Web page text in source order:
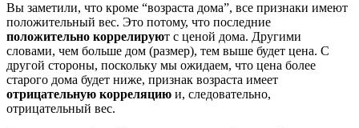
Вы заметили, что кроме “возраста дома”, все признаки имеют
положительный вес. Это потому, что последние
положительно коррелируют с ценой дома. Другими
словами, чем больше дом (размер), тем выше будет цена. С
другой стороны, поскольку мы ожидаем, что цена более
старого дома будет ниже, признак возраста имеет
отрицательную корреляцию и, следовательно,
отрицательный вес.